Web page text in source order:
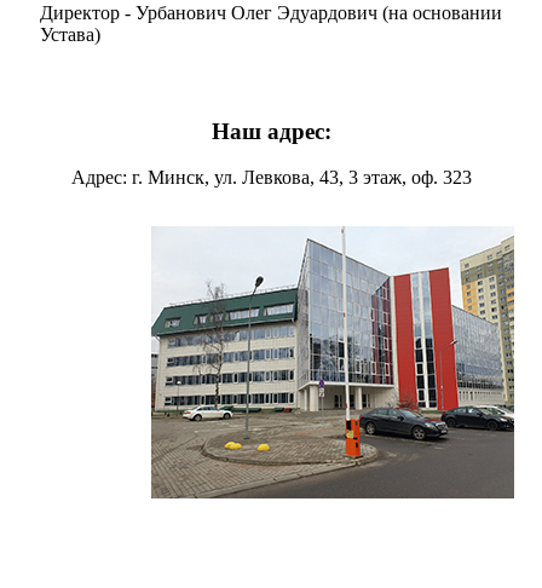
Директор - Урбанович Олег Эдуардович (на основании
Устава)
Наш адрес:
Адрес: г. Минск, ул. Левкова, 43, 3 этаж, оф. 323